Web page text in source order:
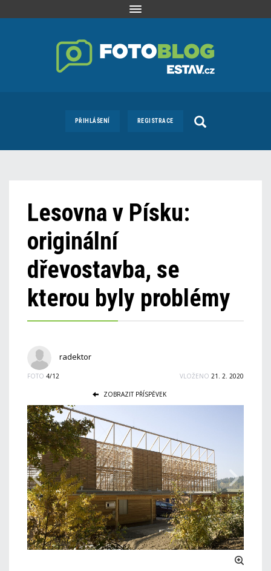
Toggle
PŘIHLÁŠENÍ REGISTRACE
Lesovna v Písku:
originální
dřevostavba, se
kterou byly problémy
radektor
FOTO 4/12 VLOŽENO 21. 2. 2020
ZOBRAZIT PŘÍSPĚVEK